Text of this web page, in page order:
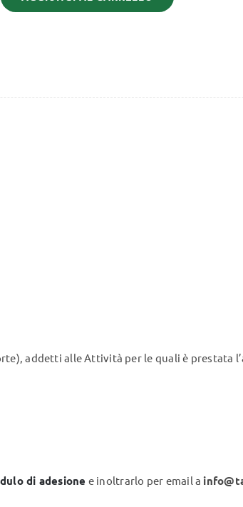
addetti alle Attività per le quali è prestata
di adesione e inoltrarlo per email a